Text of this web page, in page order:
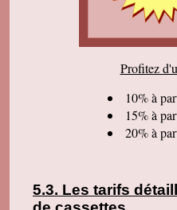
sommes très
remerciements et
cordialement.
J'ai bien reçu votre
dois dire qu'au début
les prix . merci
Pierre B
Je suis très très très
que les affaires aillent
Profitez
10% à
15% à
20% à
Les tarifs